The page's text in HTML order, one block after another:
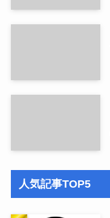
人気記事TOP5